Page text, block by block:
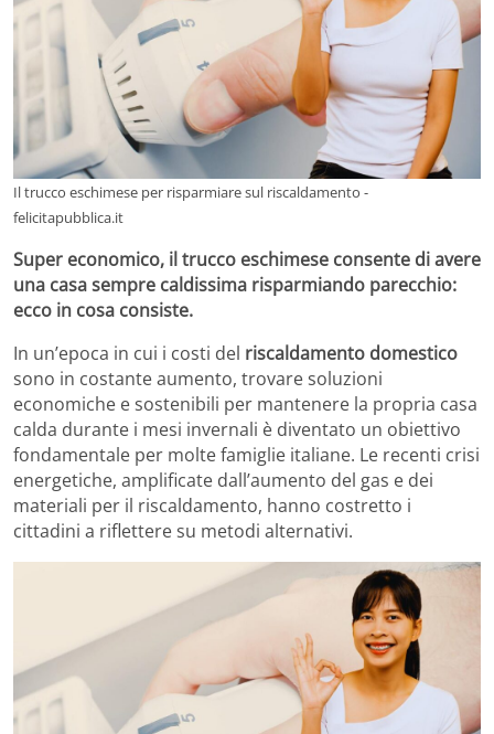
Il trucco eschimese per risparmiare sul riscaldamento -
felicitapubblica.it
Super economico, il trucco eschimese consente di avere
una casa sempre caldissima risparmiando parecchio:
ecco in cosa consiste.
In un’epoca in cui i costi del riscaldamento domestico
sono in costante aumento, trovare soluzioni
economiche e sostenibili per mantenere la propria casa
calda durante i mesi invernali è diventato un obiettivo
fondamentale per molte famiglie italiane. Le recenti crisi
energetiche, amplificate dall’aumento del gas e dei
materiali per il riscaldamento, hanno costretto i
cittadini a riflettere su metodi alternativi.